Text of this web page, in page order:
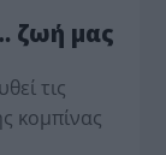
ζωή μας
τις
κο­μπίνας